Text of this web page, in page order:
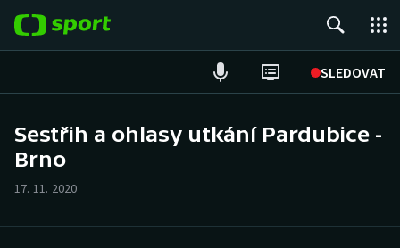
SLEDOVAT
Hokej
Sestřih a ohlasy utkání Pardubice -
Brno
17. 11. 2020